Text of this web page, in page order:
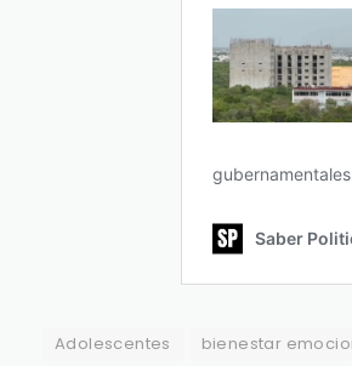
Adolescentes bienestar